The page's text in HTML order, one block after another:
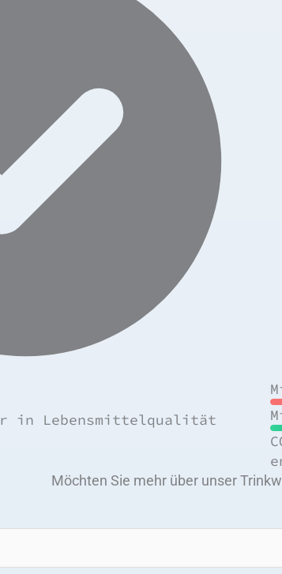
in Lebensmittelqualität
Möchten Sie mehr über unser